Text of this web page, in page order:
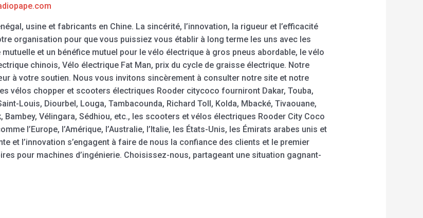
usine et fabricants en Chine. La sincérité, l’innovation, la rigueur et l’efficacité
organisation pour que vous puissiez vous établir à long terme les uns avec les
et un bénéfice mutuel pour le vélo électrique à gros pneus abordable, le vélo
chinois, Vélo électrique Fat Man, prix du cycle de graisse électrique. Notre
à votre soutien. Nous vous invitons sincèrement à consulter notre site et notre
vélos chopper et scooters électriques Rooder citycoco fourniront Dakar, Touba,
Louis, Diourbel, Louga, Tambacounda, Richard Toll, Kolda, Mbacké, Tivaouane,
Vélingara, Sédhiou, etc., les scooters et vélos électriques Rooder City Coco
l’Europe, l’Amérique, l’Australie, l’Italie, les États-Unis, les Émirats arabes unis et
et l’innovation s’engagent à faire de nous la confiance des clients et le premier
pour machines d’ingénierie. Choisissez-nous, partageant une situation gagnant-